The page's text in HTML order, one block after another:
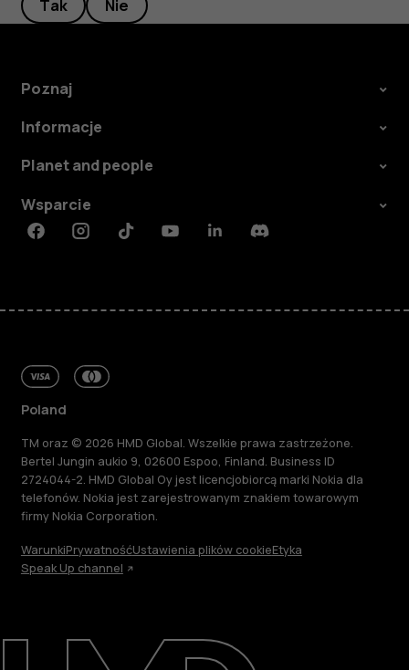
Naprawa i recykling
Tak Nie
Poznaj
Informacje
Planet and people
Wsparcie
FacebookInstagramTiktokYoutubeLinkedinDiscord
Poland
TM oraz © 2026 HMD Global. Wszelkie prawa zastrzeżone.
Bertel Jungin aukio 9, 02600 Espoo, Finland. Business ID
2724044-2. HMD Global Oy jest licencjobiorcą marki Nokia dla
telefonów. Nokia jest zarejestrowanym znakiem towarowym
firmy Nokia Corporation.
WarunkiPrywatnośćUstawienia plików cookieEtyka
Speak Up channel